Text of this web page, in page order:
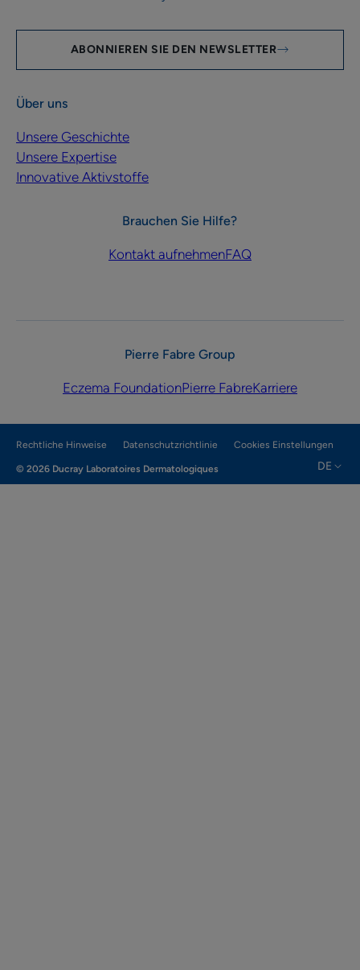
ABONNIEREN SIE DEN NEWSLETTER
Über uns
Unsere Geschichte
Unsere Expertise
Innovative Aktivstoffe
Brauchen Sie Hilfe?
Kontakt aufnehmenFAQ
Pierre Fabre Group
Eczema FoundationPierre FabreKarriere
Rechtliche Hinweise Datenschutzrichtlinie Cookies Einstellungen
© 2026 Ducray Laboratoires Dermatologiques DE